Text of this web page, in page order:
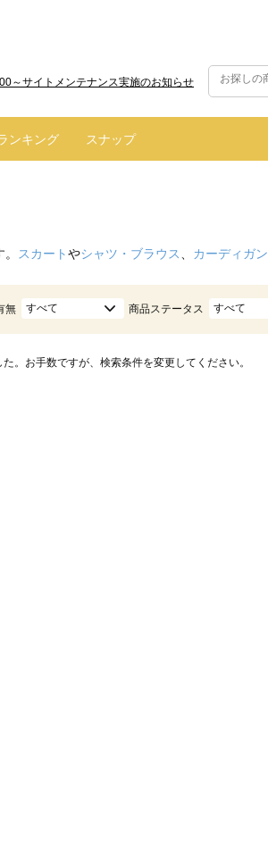
～サイトメンテナンス実施のお知らせ
ンキング スナップ
スカートやシャツ・ブラウス カーディガン
無 すべて 商品ステータス すべて
。お手数ですが、検索条件を変更してください。